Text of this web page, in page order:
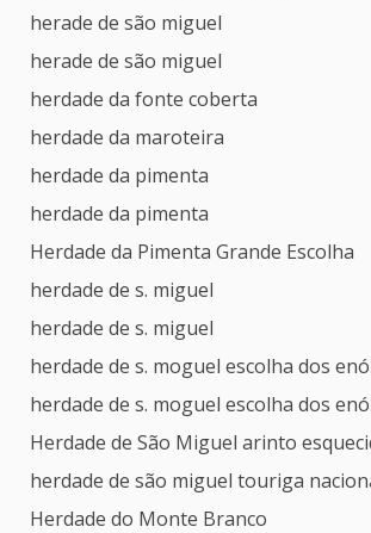
herade de são miguel
herade de são miguel
herdade da fonte coberta
herdade da maroteira
herdade da pimenta
herdade da pimenta
Herdade da Pimenta Grande Escolha
herdade de s. miguel
herdade de s. miguel
herdade de s. moguel escolha dos
herdade de s. moguel escolha dos
Herdade de São Miguel arinto
herdade de são miguel touriga
Herdade do Monte Branco